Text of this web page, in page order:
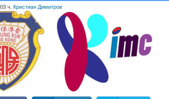
ч. Кристиан Димитров